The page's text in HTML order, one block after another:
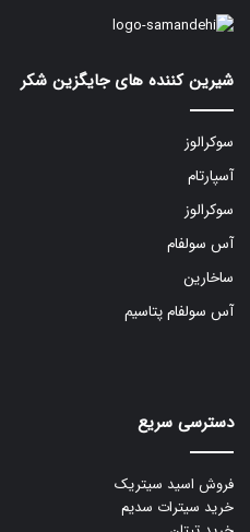
شیرین کننده های جایگزین شکر
سوکرالوز
آسپارتام
سوکرالوز
آس سولفام
ساخارین
آس سولفام پتاسیم
دسترسی سریع
فروش اسید سیتریک
خرید سیترات سدیم